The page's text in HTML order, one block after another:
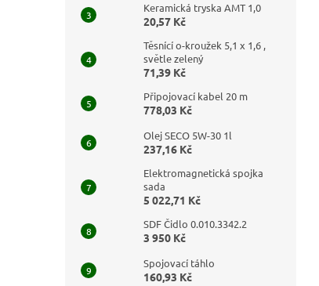
Keramická tryska AMT 1,0
20,57 Kč
Těsnící o-kroužek 5,1 x 1,6 ,
světle zelený
71,39 Kč
Připojovací kabel 20 m
778,03 Kč
Olej SECO 5W-30 1l
237,16 Kč
Elektromagnetická spojka
sada
5 022,71 Kč
SDF Čidlo 0.010.3342.2
3 950 Kč
Spojovací táhlo
160,93 Kč